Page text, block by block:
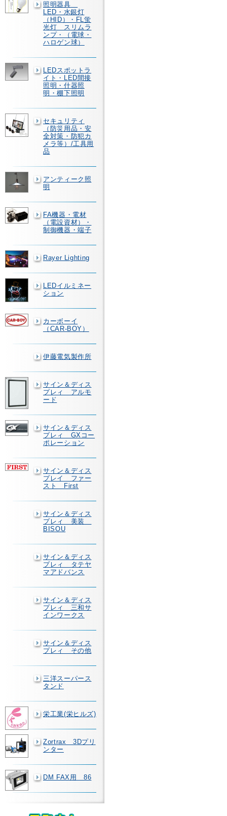
照明器具
LED・水銀灯
（HID）・FL蛍
光灯 スリムラ
ンプ・（電球・
ハロゲン球）
LEDスポットラ
イト・LED間接
照明・什器照
明・棚下照明
セキュリティ
（防災用品・安
全対策・防犯カ
メラ等）/工具用
品
アンティーク照
明
FA機器・電材
（電設資材）・
制御機器・端子
Rayer Lighting
LEDイルミネー
ション
カーボーイ
（CAR-BOY）
伊藤電気製作所
サイン＆ディス
プレィ アルモ
ード
サイン＆ディス
プレィ GXコー
ポレーション
サイン＆ディス
プレイ ファー
スト First
サイン＆ディス
プレィ 美装
BISOU
サイン＆ディス
プレィ タテヤ
マアドバンス
サイン＆ディス
プレィ 三和サ
インワークス
サイン＆ディス
プレィ その他
三洋スーパース
タンド
栄工業(栄ヒルズ)
Zortrax 3Dプリ
ンター
DM FAX用 86